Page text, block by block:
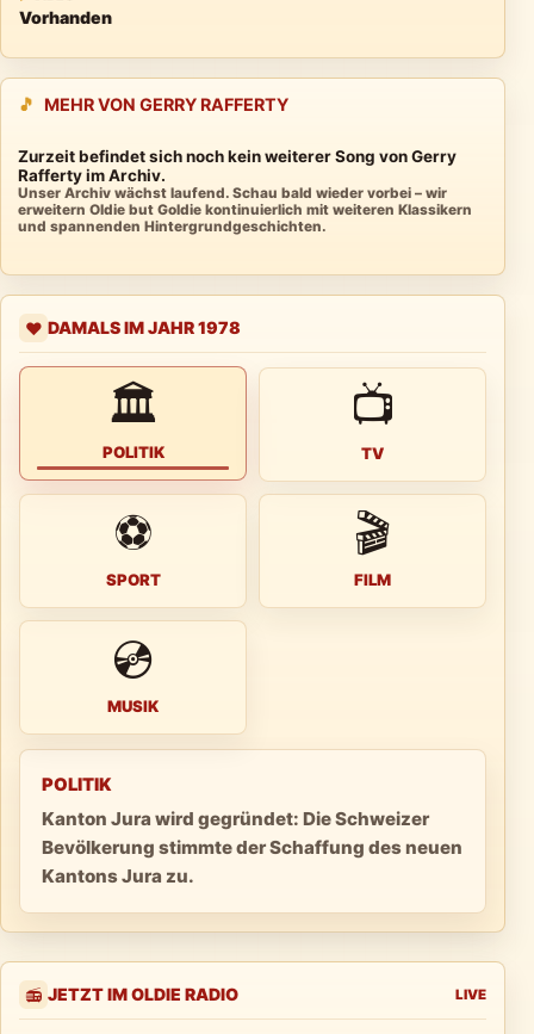
Vorhanden
🎵 MEHR VON GERRY RAFFERTY
Zurzeit befindet sich noch kein weiterer Song von Gerry
Rafferty im Archiv.
Unser Archiv wächst laufend. Schau bald wieder vorbei – wir
erweitern Oldie but Goldie kontinuierlich mit weiteren Klassikern
und spannenden Hintergrundgeschichten.
❤️ DAMALS IM JAHR 1978
🏛
POLITIK
📺
TV
⚽
SPORT
🎬
FILM
💿
MUSIK
POLITIK
Kanton Jura wird gegründet: Die Schweizer
Bevölkerung stimmte der Schaffung des neuen
Kantons Jura zu.
📻 JETZT IM OLDIE RADIO LIVE